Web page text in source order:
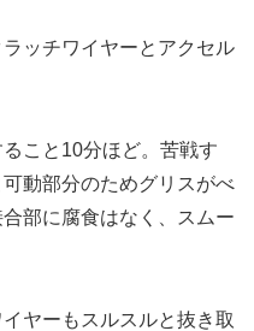
ッチワイヤーとアクセル
こと10分ほど。苦戦す
動部分のためグリスがべ
部に腐食はなく、スムー
ヤーもスルスルと抜き取